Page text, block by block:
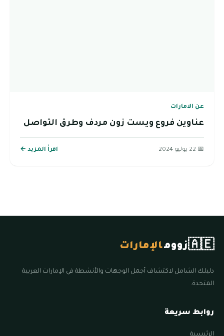
عن الامارات
عناوين فروع ويست زون مردف وطرق التواصل
📅 22 يوليو 2024 اقرأ المزيد ←
🇦🇪زوومالإمارات
دليلك الشامل لاكتشاف أجمل الوجهات والأنشطة في الإمارات العربية
المتحدة.
روابط سريعة
الرئيسية